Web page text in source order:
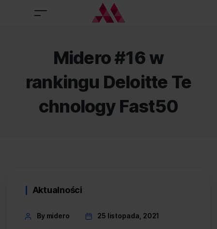
Midero #16 w
rankingu Deloitte Te
chnology Fast50
Categories
Aktualności
PostBy midero 25 listopada, 2021